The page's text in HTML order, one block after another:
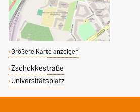
Größere Karte anzeigen
Zschokkestraße
Universitätsplatz